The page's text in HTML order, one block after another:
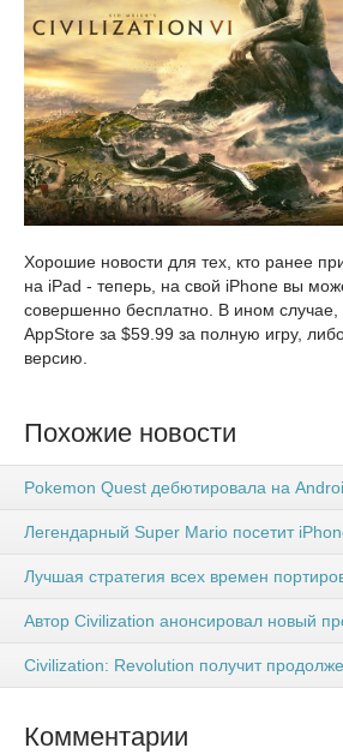
Хорошие новости для тех, кто ранее
на iPad - теперь, на свой iPhone вы
совершенно бесплатно. В ином случае,
AppStore за $59.99 за полную игру,
версию.
Похожие новости
Pokemon Quest дебютировала на
Легендарный Super Mario посетит
Лучшая стратегия всех времен
Автор Civilization анонсировал новый
Civilization: Revolution получит
Комментарии